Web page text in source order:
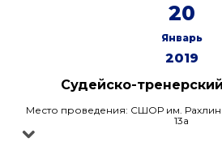
20
Январь
2019
Судейско-
Место проведения: СШОР им.
13а